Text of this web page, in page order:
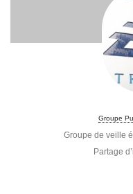
Groupe
Groupe de veille
Partage